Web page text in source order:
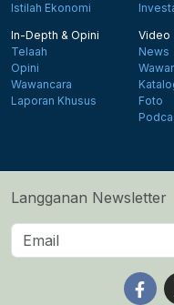
Istilah Ekonomi
In-Depth & Opini
Telaah
Opini
Wawancara
Laporan Khusus
Video
News
Foto
Langganan Newsletter